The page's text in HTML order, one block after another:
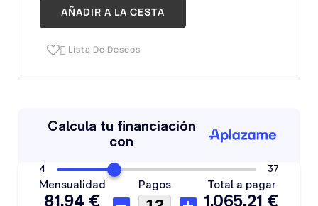
AÑADIR A LA CESTA
 Lista De Deseos